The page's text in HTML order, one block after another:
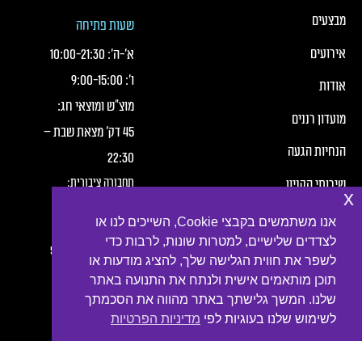
כותרת תחתונה של העמוד
כותרת תחונה של העמוד עם קישורי תפריט
מבצעים
אירועים
אודות
מועדון רננים
הנחיות הגעה
שירותי הקניון
תנאי שימוש
הצהרת פרטיות
נגישות
צור קשר
שעות פתיחה
א׳-ה׳:
10:00-21:30
ו׳:
9:00-15:00
מוצ"ש ומוצאי חג:
45 דק' מצאת שבת –
22:30
תחבורה ציבורית:
קווים:
2, 3, 4, 6, 7, 10, 16, 54
אנו משתמשים בקבצי Cookie, השייכים לנו או
לצדדים שלישיים, למטרות שונות, לרבות כדי
לשפר את חווית הגלישה שלך, להציג מודעות או
תוכן מותאמים אישית ולנתח את התנועה באתר
שלנו. המשך גלישתך באתר מהווה את הסכמתך
לשימוש שלנו בעוגיות לפי מדיניות הפרטיות
x